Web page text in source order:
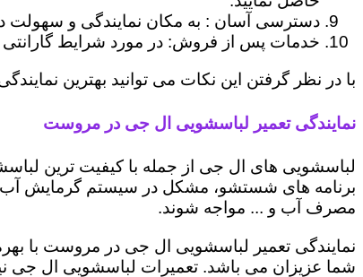
دسترسی آسان : به مکان نمایندگی و سهولت
خدمات پس از فروش: در مورد شرایط گارانتی
با در نظر گرفتن این نکات می توانید بهترین
نمایندگی تعمیر لباسشویی ال جی در مروست
لباسشویی های ال جی از جمله با کیفیت ترین
برنامه های شستشو، مشکل در سیستم گرمایش
مصرف آب و ... مواجه شوند.
نمایندگی تعمیر لباسشویی ال جی در مروست با
شما عزیزان می باشد. تعمیرات لباسشویی ال جی